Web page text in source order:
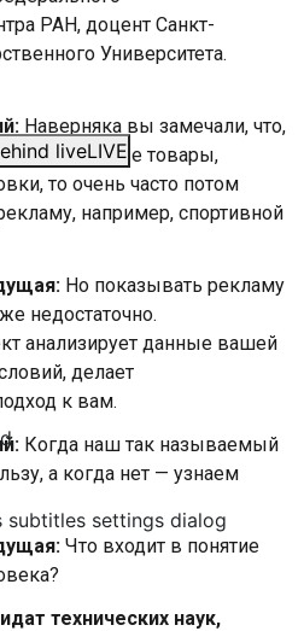
liveLIVE
subtitles settings dialog
РАН, доцент Санкт-
Университета.
Наверняка вы замечали, что,
самые разные товары,
то очень часто потом
например, спортивной
Но показывать рекламу
недостаточно.
анализирует данные вашей
делает
к вам.
Когда наш так называемый
а когда нет — узнаем
Что входит в понятие
технических наук,